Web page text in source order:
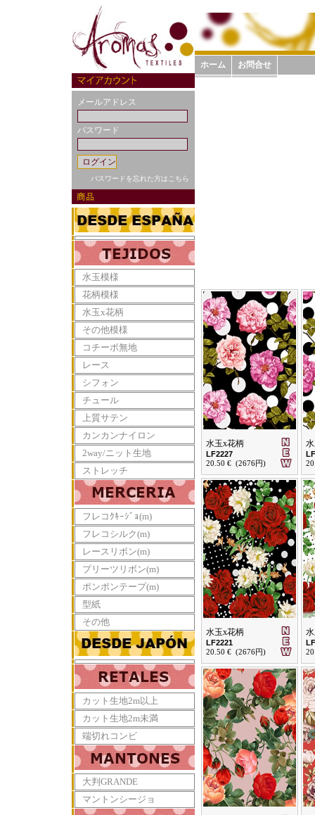
メールアドレス
パスワード
パスワードを忘れた方はこちら
水玉模様
花柄模様
水玉x花柄
その他模様
コチーボ無地
レース
シフォン
チュール
上質サテン
カンカンナイロン
2way/ニット生地
ストレッチ
フレコｸｷｰｼﾞｮ(m)
フレコシルク(m)
レースリボン(m)
プリーツリボン(m)
ポンポンテープ(m)
型紙
その他
カット生地2m以上
カット生地2m未満
端切れコンビ
大判GRANDE
マントンシージョ
ホーム お問合せ
水玉x花柄
LF2227
20.50 € (2676円)
水玉x花柄
LF2221
20.50 € (2676円)